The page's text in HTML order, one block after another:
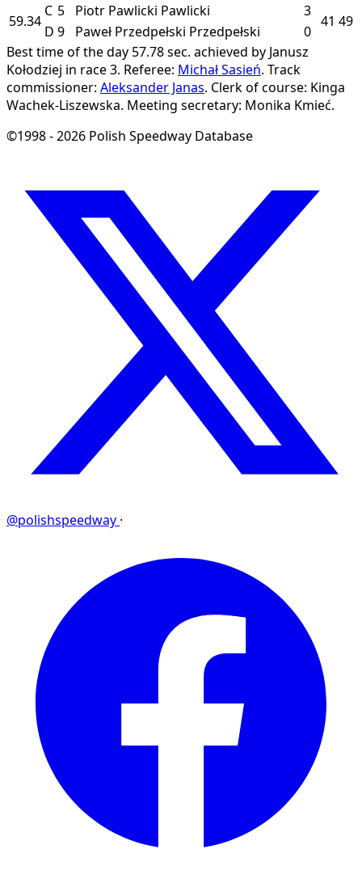
59.34
C 5 Piotr Pawlicki Pawlicki 3
41 49
D 9 Paweł Przedpełski Przedpełski
0
Best time of the day 57.78 sec. achieved by Janusz
Kołodziej in race 3. Referee: Michał Sasień. Track
commissioner: Aleksander Janas. Clerk of course: Kinga
Wachek-Liszewska. Meeting secretary: Monika Kmieć.
©1998 - 2026 Polish Speedway Database
@polishspeedway ·